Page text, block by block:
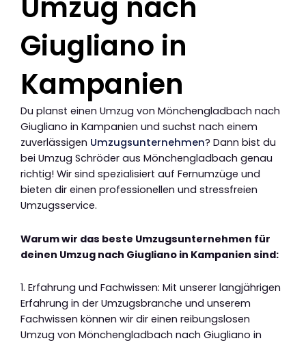
Umzug nach
Giugliano in
Kampanien
Du planst einen Umzug von Mönchengladbach nach
Giugliano in Kampanien und suchst nach einem
zuverlässigen Umzugsunternehmen? Dann bist du
bei Umzug Schröder aus Mönchengladbach genau
richtig! Wir sind spezialisiert auf Fernumzüge und
bieten dir einen professionellen und stressfreien
Umzugsservice.
Warum wir das beste Umzugsunternehmen für
deinen Umzug nach Giugliano in Kampanien sind:
1. Erfahrung und Fachwissen: Mit unserer langjährigen
Erfahrung in der Umzugsbranche und unserem
Fachwissen können wir dir einen reibungslosen
Umzug von Mönchengladbach nach Giugliano in